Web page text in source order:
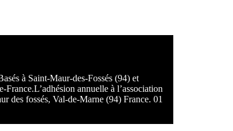
à Saint-Maur-des-Fossés (94) et
annuelle à l’association
des fossés, Val-de-Marne (94) France. 01